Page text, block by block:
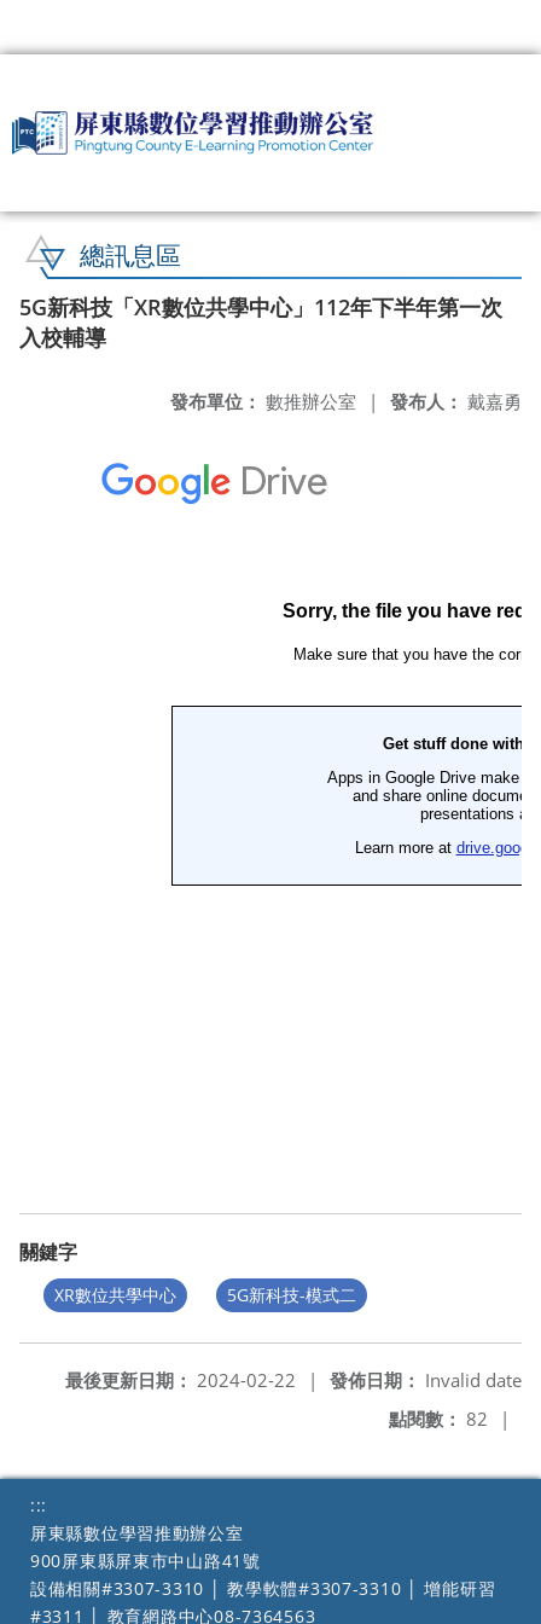
總訊息區
5G新科技「XR數位共學中心」112年下半年第一次
入校輔導
發布人： 戴嘉勇
發布單位： 數推辦公室 |
關鍵字
XR數位共學中心 5G新科技-模式二
發佈日期： Invalid date
最後更新日期： 2024-02-22
|
點閱數： 82 |
:::
屏東縣數位學習推動辦公室
900屏東縣屏東市中山路41號
設備相關#3307-3310 │ 教學軟體#3307-3310 │ 增能研習
#3311 │ 教育網路中心08-7364563